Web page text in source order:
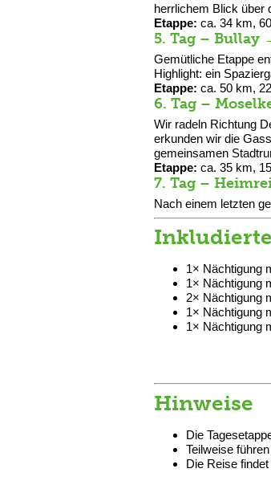
herrlichem Blick über
Etappe: ca. 34 km,
5. Tag – Bullay
Gemütliche Etappe
Highlight: ein
Etappe: ca. 50 km,
6. Tag –
Wir radeln Richtung
erkunden wir die
gemeinsamen
Etappe: ca. 35 km,
7. Tag –
Nach einem letzten
1× Nächtigung
1× Nächtigung
2× Nächtigung
1× Nächtigung
1× Nächtigung
Hinweise
Die
Teilweise
Die Reise